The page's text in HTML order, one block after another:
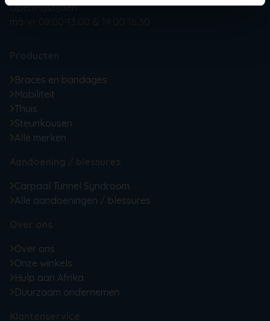
Openingstijden:
Braces en bandages
Mobiliteit
Thuis
Steunkousen
Alle merken
Carpaal Tunnel Syndroom
Alle aandoeningen / blessures
Over ons
Onze winkels
Hulp aan Afrika
Duurzaam ondernemen